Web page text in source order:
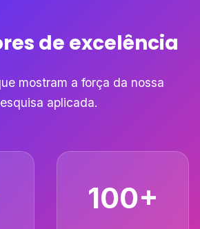
de excelência
mostram a força da nossa
aplicada.
100+